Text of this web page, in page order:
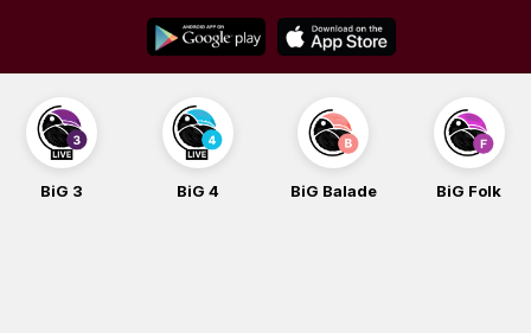
content
BiG 4 BiG Balade BiG Folk BiG iG